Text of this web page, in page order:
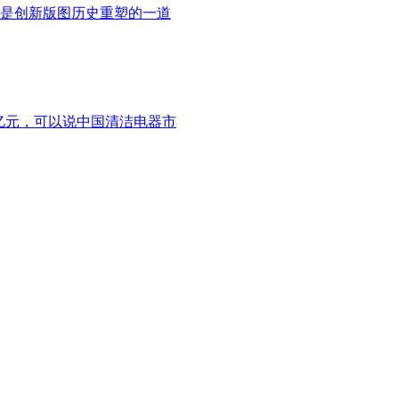
创新版图历史重塑的一道
元，可以说中国清洁电器市